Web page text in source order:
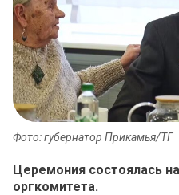
Фото: губернатор Прикамья/ТГ
Церемония состоялась
оргкомитета.